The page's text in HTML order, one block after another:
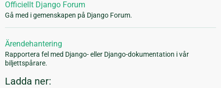
Officiellt Django Forum
Gå med i gemenskapen på Django Forum.
Ärendehantering
Rapportera fel med Django- eller Django-dokumentation i vår
biljettspårare.
Ladda ner: